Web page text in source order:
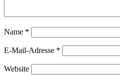
Name *
E-Mail-Adresse *
Website